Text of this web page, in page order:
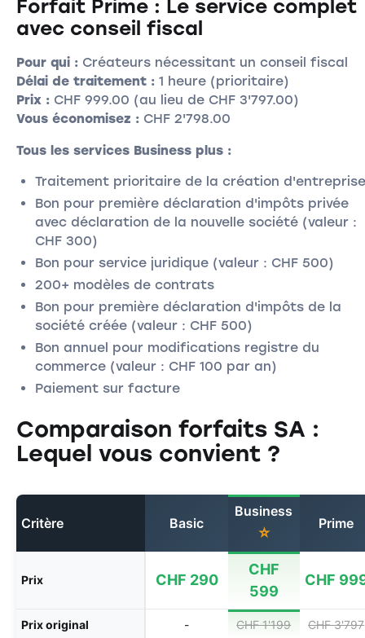
Forfait Prime : Le service complet
avec conseil fiscal
Pour qui :Créateurs nécessitant un conseil fiscal
Délai de traitement :1 heure (prioritaire)
Prix :CHF 999.00 (au lieu de CHF 3'797.00)
Vous économisez :CHF 2'798.00
Tous les services Business plus :
Traitement prioritaire de la création
Bon pour première déclaration d'impôts privée
avec déclaration de la nouvelle société (valeur :
CHF 300)
Bon pour service juridique (valeur : CHF 500)
200+ modèles de contrats
Bon pour première déclaration d'impôts de la
société créée (valeur : CHF 500)
Bon annuel pour modifications registre du
commerce (valeur : CHF 100 par an)
Paiement sur facture
Comparaison forfaits SA :
Lequel vous convient ?
Critère Basic
Business
⭐ Prime
Prix CHF 290
CHF
599
CHF
Prix original - CHF 1'199 CHF 3'797